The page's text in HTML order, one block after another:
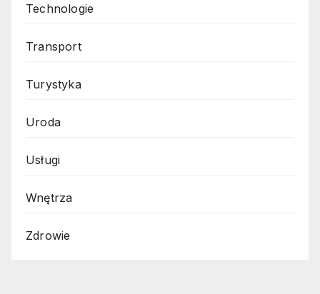
Technologie
Transport
Turystyka
Uroda
Usługi
Wnętrza
Zdrowie